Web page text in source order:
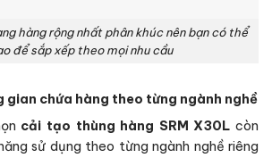
hàng rộng nhất phân khúc nên bạn có thể
để sắp xếp theo mọi nhu cầu
gian chứa hàng theo từng ngành nghề
cải tạo thùng hàng SRM X30L còn
sử dụng theo từng ngành nghề riêng